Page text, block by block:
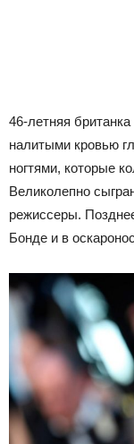
46-летняя
налитыми кровью
ногтями, которые
Великолепно
режиссеры.
Бонде и в